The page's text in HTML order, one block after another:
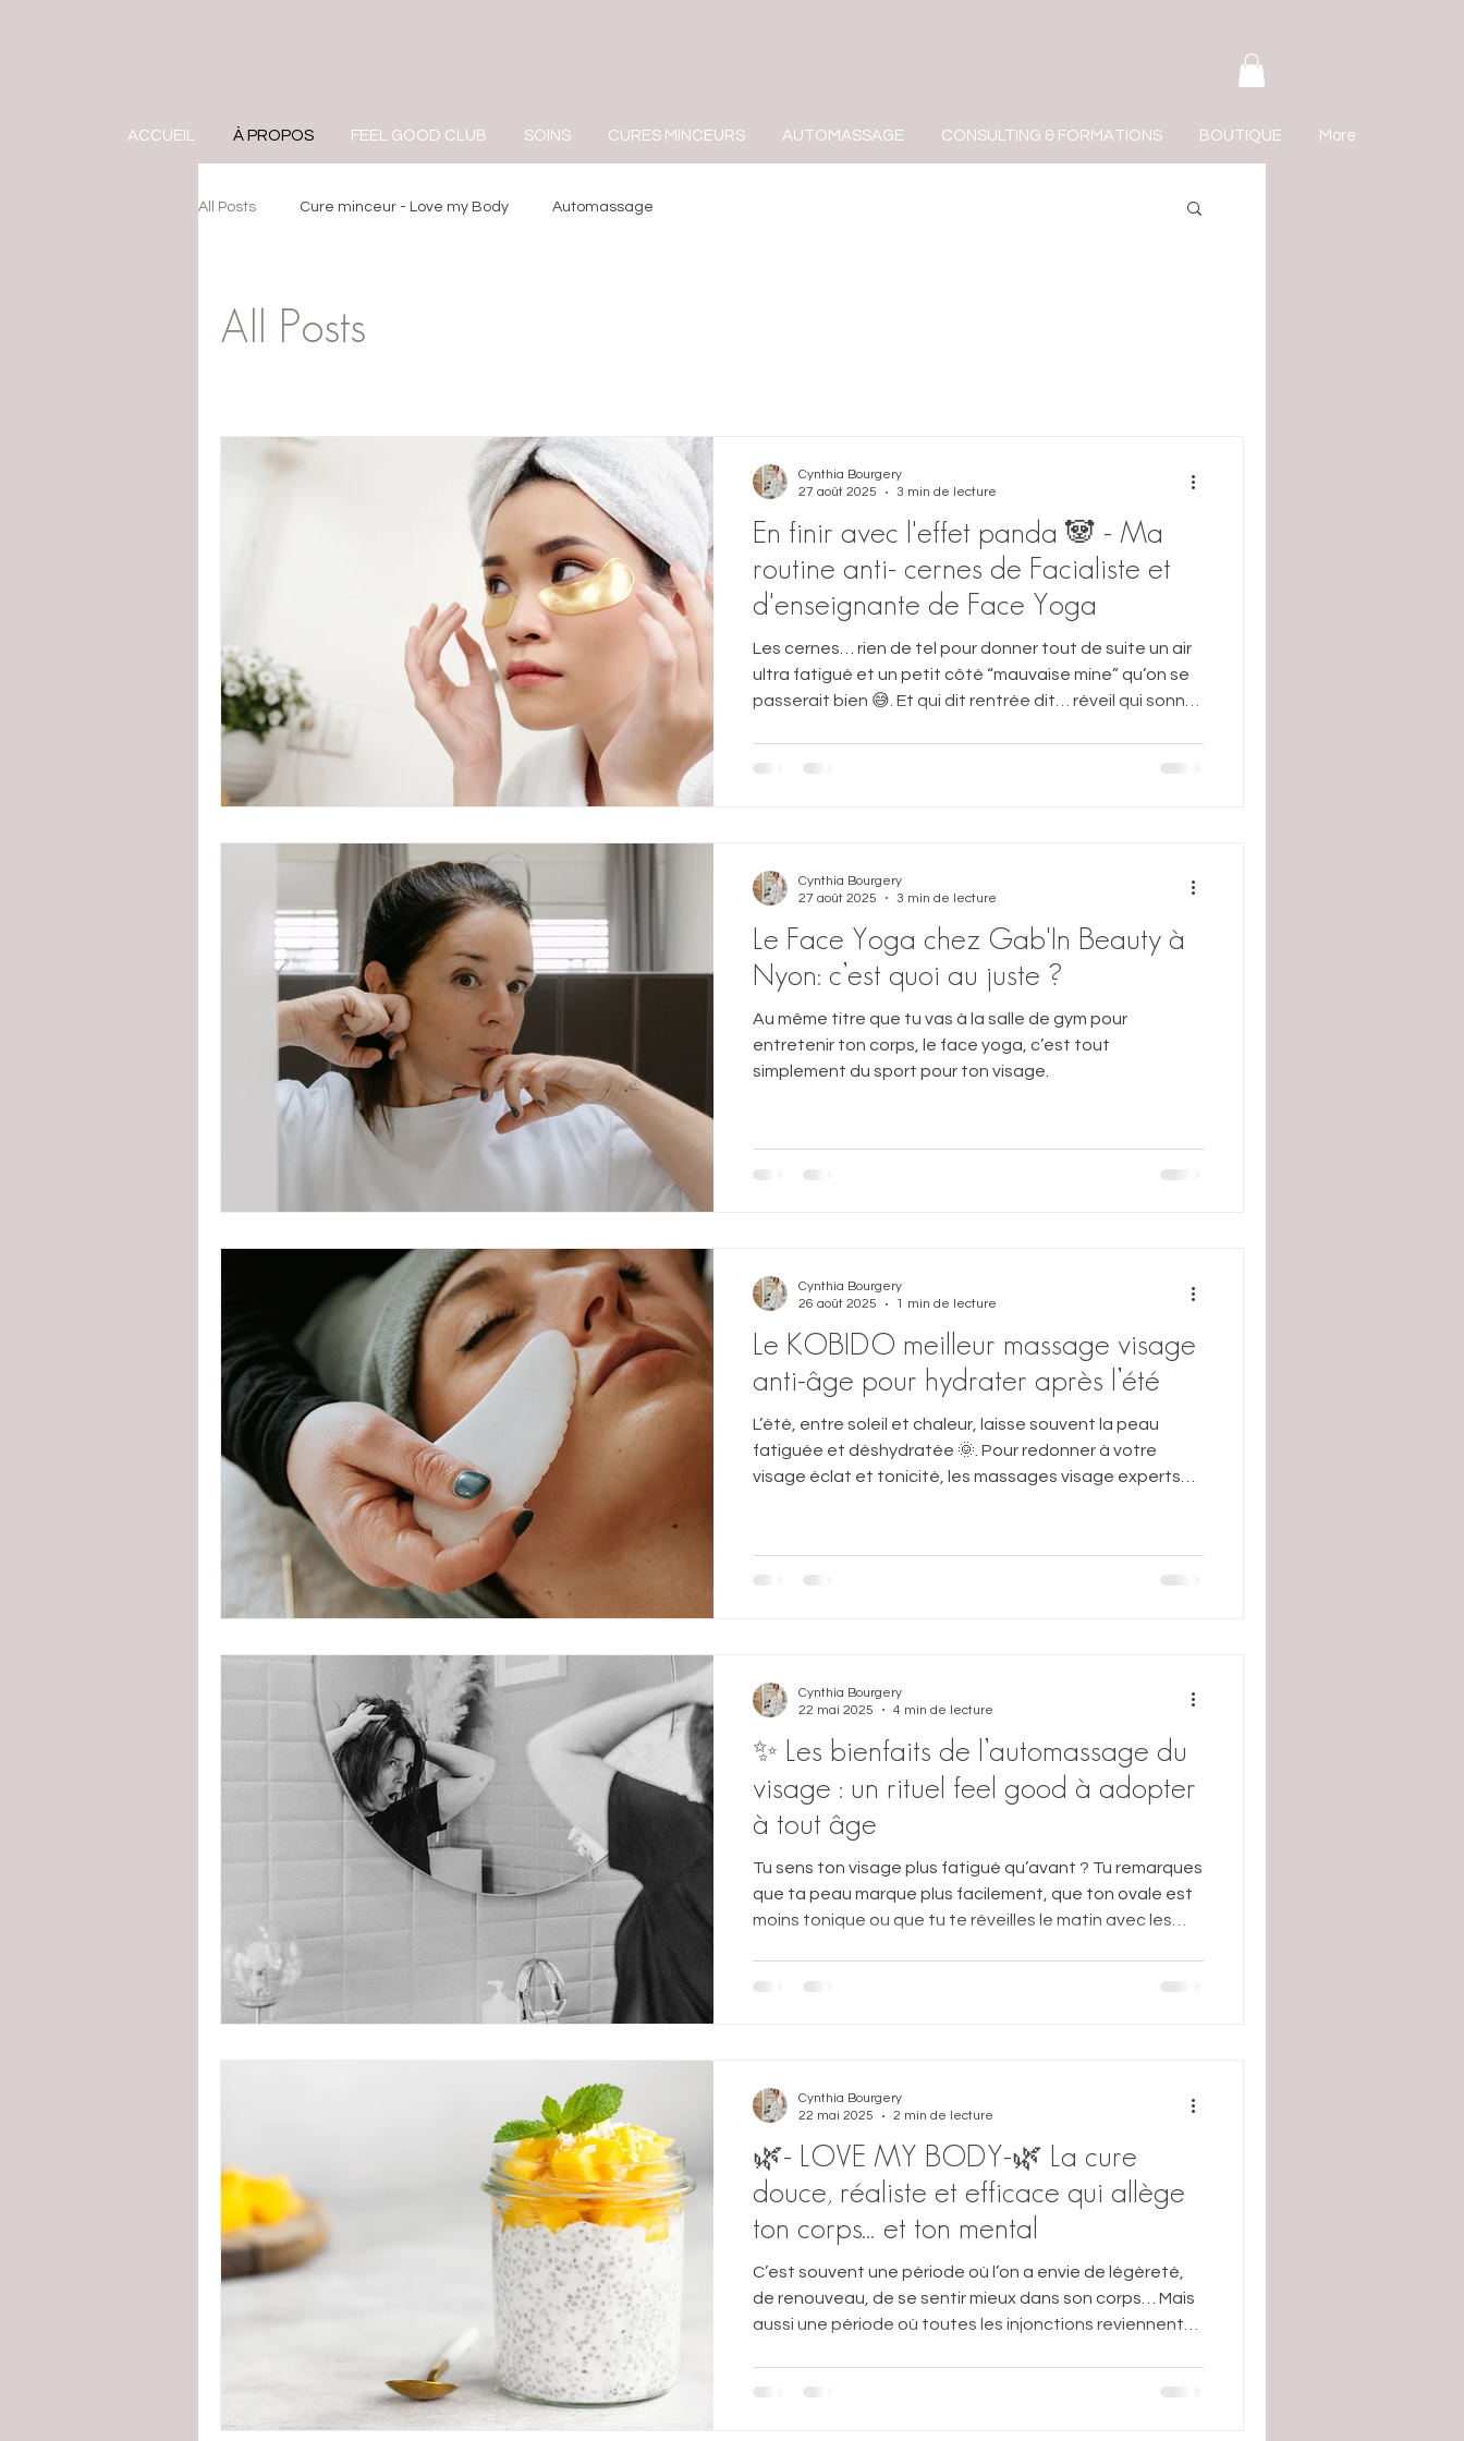
ACCUEIL À PROPOS FEEL GOOD CLUB SOINS CURES MINCEURS AUTOMASSAGE CONSULTING & FORMATIONS BOUTIQUE More
All Posts Cure minceur - Love my Body Automassage
All Posts
En finir avec l'effet panda 🐼 - Ma
routine anti- cernes de Facialiste et
d'enseignante de Face Yoga
Les cernes… rien de tel pour donner tout de suite un air
ultra fatigué et un petit côté “mauvaise mine” qu’on se
passerait bien 😅. Et qui dit rentrée dit… réveil qui sonne
marqués, regard fatigué, teint terne. 👉 Mais pas de
Cynthia Bourgery
27 août 2025
3 min de lecture
Le Face Yoga chez Gab'In Beauty à
Nyon: c’est quoi au juste ?
Au même titre que tu vas à la salle de gym pour
entretenir ton corps, le face yoga, c’est tout
simplement du sport pour ton visage.
Cynthia Bourgery
27 août 2025
3 min de lecture
Le KOBIDO meilleur massage visage
anti-âge pour hydrater après l’été
L’été, entre soleil et chaleur, laisse souvent la peau
fatiguée et déshydratée 🌞. Pour redonner à votre
visage éclat et tonicité, les massages visage experts
Cynthia Bourgery
26 août 2025
1 min de lecture
✨ Les bienfaits de l’automassage du
visage : un rituel feel good à adopter
à tout âge
Tu sens ton visage plus fatigué qu’avant ? Tu remarques
que ta peau marque plus facilement, que ton ovale est
moins tonique ou que tu te réveilles le matin avec les
Cynthia Bourgery
22 mai 2025
4 min de lecture
🌿- LOVE MY BODY-🌿 La cure
douce, réaliste et efficace qui allège
ton corps… et ton mental
C’est souvent une période où l’on a envie de légèreté,
de renouveau, de se sentir mieux dans son corps… Mais
aussi une période où toutes les injonctions reviennent
autre chose.
Cynthia Bourgery
22 mai 2025
2 min de lecture